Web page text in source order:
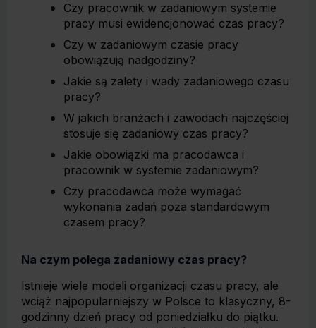
Czy pracownik w zadaniowym systemie
pracy musi ewidencjonować czas pracy?
Czy w zadaniowym czasie pracy
obowiązują nadgodziny?
Jakie są zalety i wady zadaniowego czasu
pracy?
W jakich branżach i zawodach najczęściej
stosuje się zadaniowy czas pracy?
Jakie obowiązki ma pracodawca i
pracownik w systemie zadaniowym?
Czy pracodawca może wymagać
wykonania zadań poza standardowym
czasem pracy?
Na czym polega zadaniowy czas pracy?
Istnieje wiele modeli organizacji czasu pracy, ale
wciąż najpopularniejszy w Polsce to klasyczny, 8-
godzinny dzień pracy od poniedziałku do piątku.